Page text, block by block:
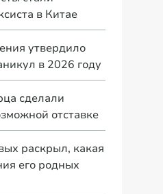
в Китае
утвердило
в 2026 году
сделали
отставке
раскрыл, какая
его родных